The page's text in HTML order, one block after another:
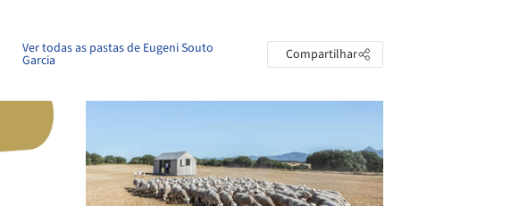
Ver todas as pastas de Eugeni Souto
Garcia Compartilhar